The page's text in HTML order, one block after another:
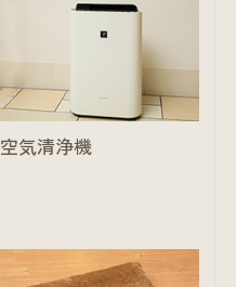
空気清浄機